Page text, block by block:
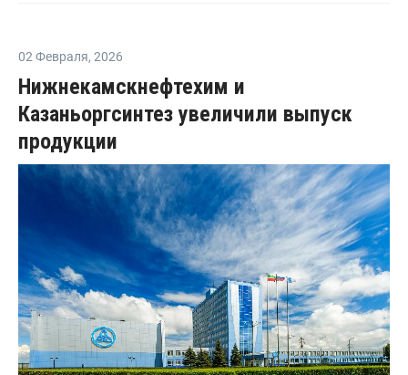
02 Февраля, 2026
Нижнекамскнефтехим и
Казаньоргсинтез увеличили выпуск
продукции